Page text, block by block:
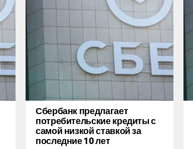
Сбербанк предлагает
потребительские кредиты с
самой низкой ставкой за
последние 10 лет